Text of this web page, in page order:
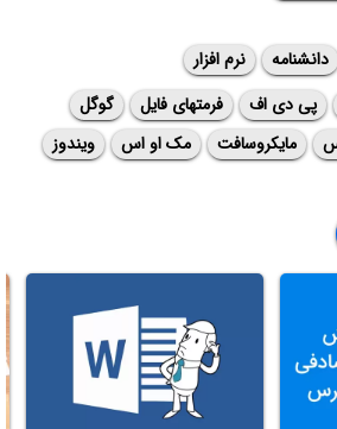
دانشنامه
نرم افزار
پی دی اف فرمتهای فایل
گوگل
مایکروسافت مک او اس ویندوز